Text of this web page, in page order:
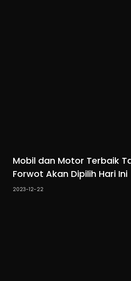
Mobil dan Motor Terbaik
Forwot Akan Dipilih Hari Ini
2023-12-22